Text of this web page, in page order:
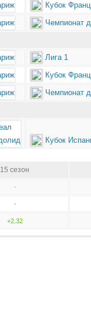
Кубок
Чемпионат
Лига 1
Кубок
Чемпионат
Кубок
15 сезон
-
-
+2.32